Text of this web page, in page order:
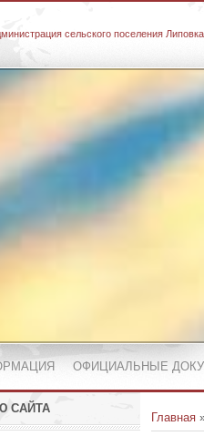
сельского поселения
ОФИЦИАЛЬНЫЕ
САЙТА
Главная